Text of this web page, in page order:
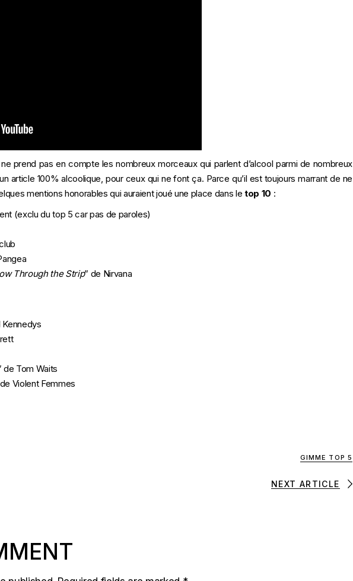
prend pas en compte les nombreux morceaux qui parlent d’alcool parmi de nombreux
article 100% alcoolique, pour ceux qui ne font ça. Parce qu’il est toujours marrant de ne
mentions honorables qui auraient joué une place dans letop 10 :
(exclu du top 5 car pas de paroles)
Through the Strip” de Nirvana
Kennedys
de Tom Waits
Violent Femmes
GIMME TOP 5
NEXT ARTICLE